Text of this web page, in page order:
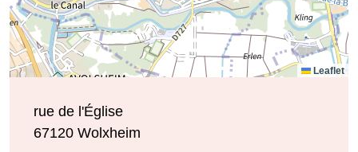
Leaflet
rue de l'Église
67120 Wolxheim